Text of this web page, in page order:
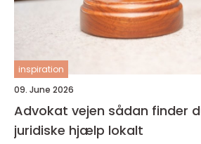
inspiration
09. June 2026
Advokat vejen sådan finder du den rette
juridiske hjælp lokalt